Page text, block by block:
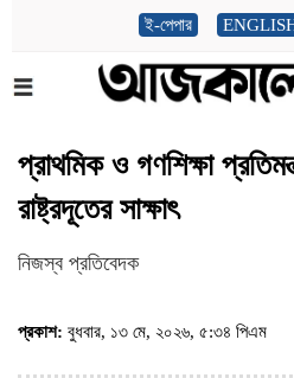
ই-পেপার
প্রাথমিক ও গণশিক্ষা
রাষ্ট্রদূতের সাক্ষাৎ
নিজস্ব প্রতিবেদক
প্রকাশ: বুধবার, ১৩ মে, ২০২৬, ৫:৩৪ পিএম